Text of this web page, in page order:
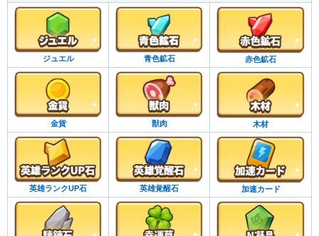
ジュエル 青色鉱石 赤色鉱石
金貨 獣肉 木材
英雄ランクUP石 英雄覚醒石 加速カード